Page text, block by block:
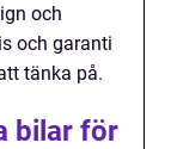
och
och garanti
tänka på.
bilar för